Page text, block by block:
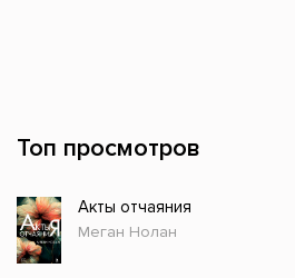
Топ просмотров
Акты отчаяния
Меган Нолан